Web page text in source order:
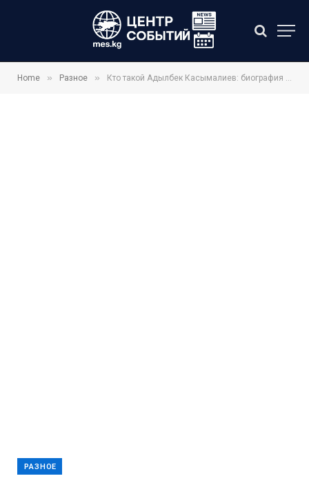
Home » Разное » Кто такой Адылбек Касымалиев: биография председателя кабмина КР 2026
РАЗНОЕ